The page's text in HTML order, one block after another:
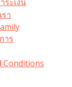
า
าร
Conditions